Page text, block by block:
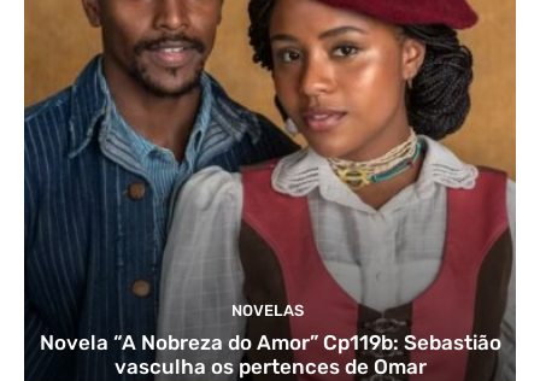
NOVELAS
Novela “A Nobreza do Amor” Cp119b: Sebastião
vasculha os pertences de Omar